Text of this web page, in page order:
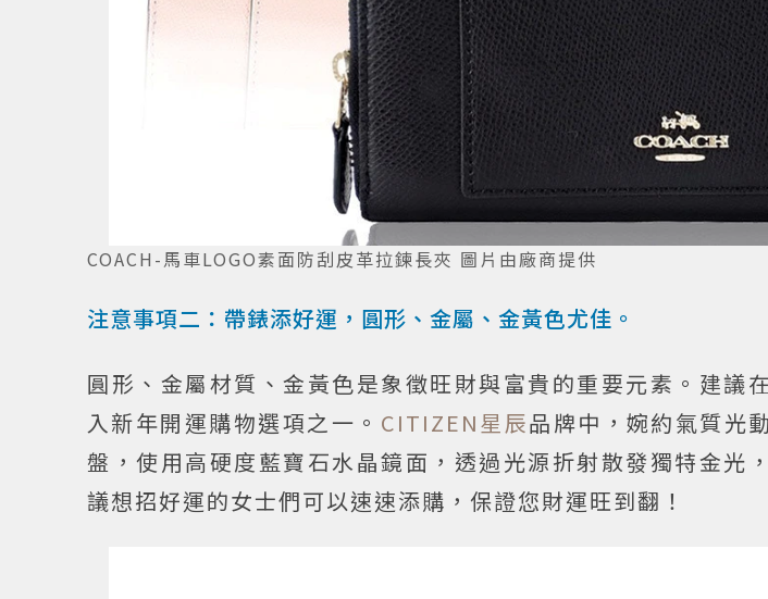
COACH-馬車LOGO素面防刮皮革拉鍊長夾 圖片由廠商提供
注意事項二：帶錶添好運，圓形、金屬、金黃色尤佳。
圓形、金屬材質、金黃色是象徵旺財與富貴的重要元素。建議
入新年開運購物選項之一。 CITIZEN星辰品牌中，婉約氣質光
盤，使用高硬度藍寶石水晶鏡面，透過光源折射散發獨特金光
議想招好運的女士們可以速速添購，保證您財運旺到翻！